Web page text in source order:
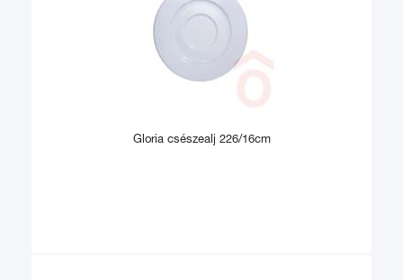
Gloria csészealj 226/16cm